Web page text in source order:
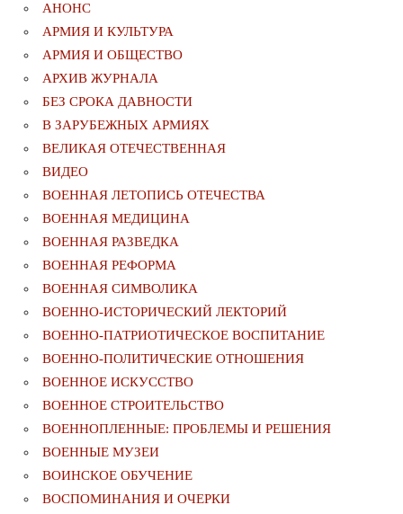
АНОНС
АРМИЯ И КУЛЬТУРА
АРМИЯ И ОБЩЕСТВО
АРХИВ ЖУРНАЛА
БЕЗ СРОКА ДАВНОСТИ
В ЗАРУБЕЖНЫХ АРМИЯХ
ВЕЛИКАЯ ОТЕЧЕСТВЕННАЯ
ВИДЕО
ВОЕННАЯ ЛЕТОПИСЬ ОТЕЧЕСТВА
ВОЕННАЯ МЕДИЦИНА
ВОЕННАЯ РАЗВЕДКА
ВОЕННАЯ РЕФОРМА
ВОЕННАЯ СИМВОЛИКА
ВОЕННО-ИСТОРИЧЕСКИЙ ЛЕКТОРИЙ
ВОЕННО-ПАТРИОТИЧЕСКОЕ ВОСПИТАНИЕ
ВОЕННО-ПОЛИТИЧЕСКИE ОТНОШЕНИЯ
ВОЕННОЕ ИСКУССТВО
ВОЕННОЕ СТРОИТЕЛЬСТВО
ВОЕННОПЛЕННЫЕ: ПРОБЛЕМЫ И РЕШЕНИЯ
ВОЕННЫЕ МУЗЕИ
ВОИНСКОЕ ОБУЧЕНИЕ
ВОСПОМИНАНИЯ И ОЧЕРКИ